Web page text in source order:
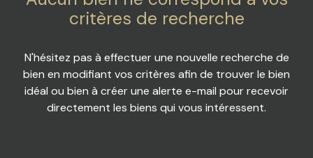
IMMOBILIER
PROFESSIONEL
DIVERS
ACTUALITEScritères de recherche
N'hésitez pas à effectuer une nouvelle recherche de
bien en modifiant vos critères afin de trouver le bien
idéal ou bien à créer une alerte e-mail pour recevoir
directement les biens qui vous intéressent.